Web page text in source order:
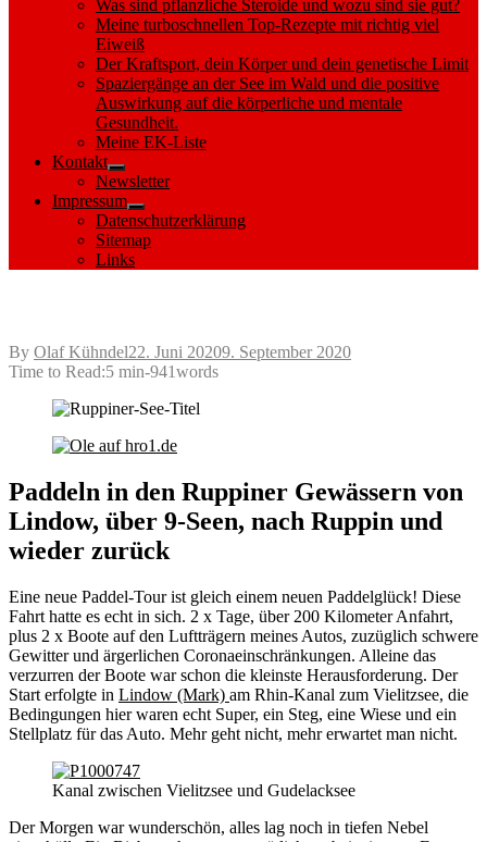
Was sind pflanzliche Steroide und wozu sind sie gut?
Meine turboschnellen Top-Rezepte mit richtig viel
Eiweiß
Der Kraftsport, dein Körper und dein genetische Limit
Spaziergänge an der See im Wald und die positive
Auswirkung auf die körperliche und mentale
Gesundheit.
Meine EK-Liste
Kontakt
Show
sub
menu
Newsletter
Impressum
Show
sub
menu
Datenschutzerklärung
Sitemap
Links
By Olaf KühndelPosted
on
22. Juni 20209. September 2020
Time to Read:5 min-941words
Paddeln in den Ruppiner Gewässern von
Lindow, über 9-Seen, nach Ruppin und
wieder zurück
Eine neue Paddel-Tour ist gleich einem neuen Paddelglück! Diese
Fahrt hatte es echt in sich. 2 x Tage, über 200 Kilometer Anfahrt,
plus 2 x Boote auf den Luftträgern meines Autos, zuzüglich schwere
Gewitter und ärgerlichen Coronaeinschränkungen. Alleine das
verzurren der Boote war schon die kleinste Herausforderung. Der
Start erfolgte in Lindow (Mark) am Rhin-Kanal zum Vielitzsee, die
Bedingungen hier waren echt Super, ein Steg, eine Wiese und ein
Stellplatz für das Auto. Mehr geht nicht, mehr erwartet man nicht.
Kanal zwischen Vielitzsee und Gudelacksee
Der Morgen war wunderschön, alles lag noch in tiefen Nebel